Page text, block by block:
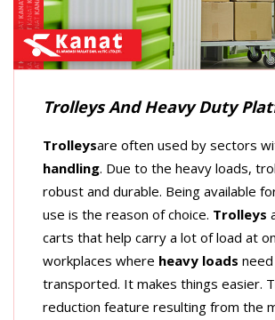
Trolleys And Heavy Duty
Trolleysare often used by sectors
handling. Due to the heavy loads,
robust and durable. Being available
use is the reason of choice. Trolleys
carts that help carry a lot of load at
workplaces where heavy loads
transported. It makes things easier.
reduction feature resulting from the